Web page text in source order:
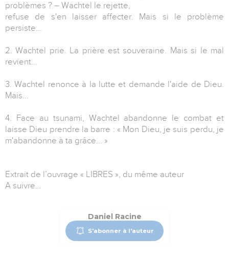
problèmes ? – Wachtel le rejette,
refuse de s'en laisser affecter. Mais si le problème
persiste...
2. Wachtel prie. La prière est souveraine. Mais si le mal
revient...
3. Wachtel renonce à la lutte et demande l'aide de Dieu.
Mais...
4. Face au tsunami, Wachtel abandonne le combat et
laisse Dieu prendre la barre : « Mon Dieu, je suis perdu, je
m'abandonne à ta grâce... »
Extrait de l’ouvrage « LIBRES », du même auteur
A suivre…
Daniel Racine
S'abonner à l'auteur